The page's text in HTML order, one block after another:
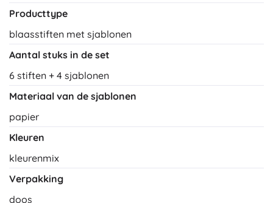
Producttype
blaasstiften met sjablonen
Aantal stuks in de set
6 stiften + 4 sjablonen
Materiaal van de sjablonen
papier
Kleuren
kleurenmix
Verpakking
doos